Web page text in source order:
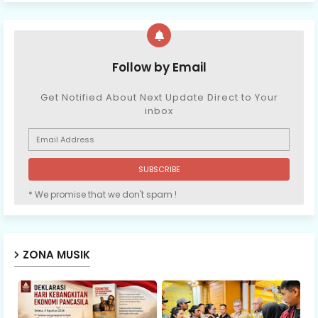
Follow by Email
Get Notified About Next Update Direct to Your
inbox
* We promise that we don't spam !
ZONA MUSIK